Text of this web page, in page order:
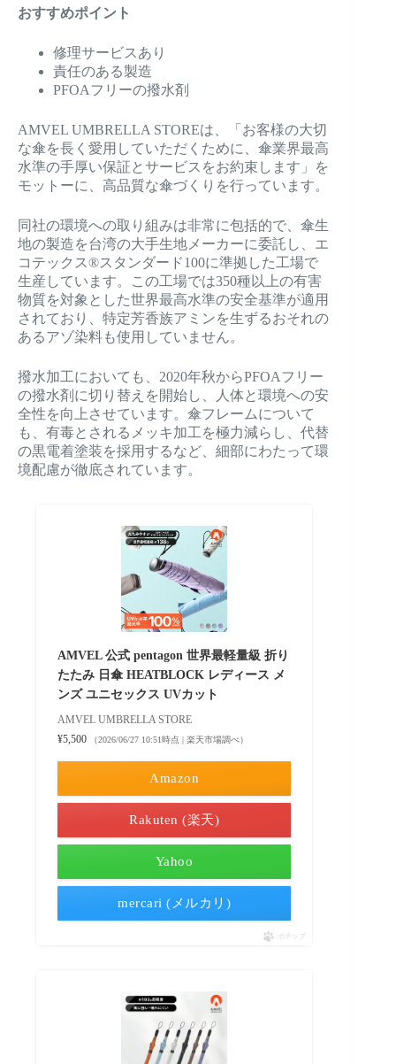
おすすめポイント
修理サービスあり
責任のある製造
PFOAフリーの撥水剤
AMVEL UMBRELLA STOREは、「お客様の大切
な傘を長く愛用していただくために、傘業界最高
水準の手厚い保証とサービスをお約束します」を
モットーに、高品質な傘づくりを行っています。
同社の環境への取り組みは非常に包括的で、傘生
地の製造を台湾の大手生地メーカーに委託し、エ
コテックス®スタンダード100に準拠した工場で
生産しています。この工場では350種以上の有害
物質を対象とした世界最高水準の安全基準が適用
されており、特定芳香族アミンを生ずるおそれの
あるアゾ染料も使用していません。
撥水加工においても、2020年秋からPFOAフリー
の撥水剤に切り替えを開始し、人体と環境への安
全性を向上させています。傘フレームについて
も、有毒とされるメッキ加工を極力減らし、代替
の黒電着塗装を採用するなど、細部にわたって環
境配慮が徹底されています。
AMVEL 公式 pentagon 世界最軽量級 折り
たたみ 日傘 HEATBLOCK レディース メ
ンズ ユニセックス UVカット
AMVEL UMBRELLA STORE
¥5,500
（2026/06/27 10:51時点 | 楽天市場調べ）
Amazon
Rakuten (楽天)
Yahoo
mercari (メルカリ)
ポチップ